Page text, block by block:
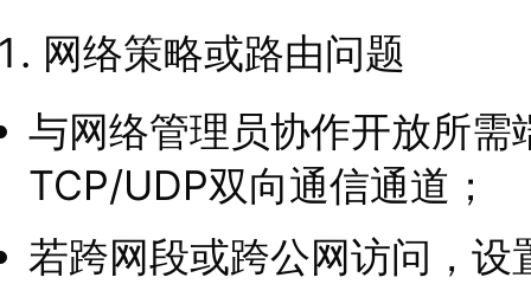
网络策略或路由问题
与网络管理员协作开放所
TCP/UDP双向通信通道；
若跨网段或跨公网访问，